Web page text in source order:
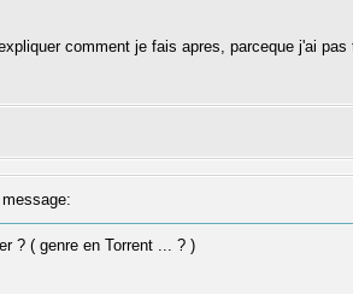
comment je fais apres, parceque j'ai
? ( genre en Torrent ... ? )